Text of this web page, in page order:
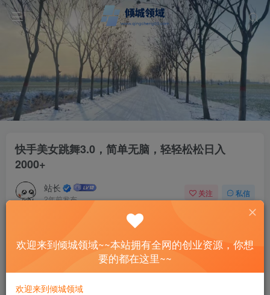
快手美女跳舞3.0，简单无脑，轻轻松松日入
2000+
站长
2年前发布
关注 私信
快手美女跳舞3.0，简单无脑，轻轻松松日入2000+
此内容为付费资源，请付费后查看
已售 4
欢迎来到倾城领域~~本站拥有全网的创业资源，你想
要的都在这里~~
欢迎来到倾城领域